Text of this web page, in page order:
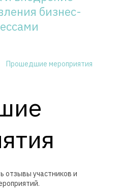
бизнес-
Прошедшие мероприятия
отзывы участников и